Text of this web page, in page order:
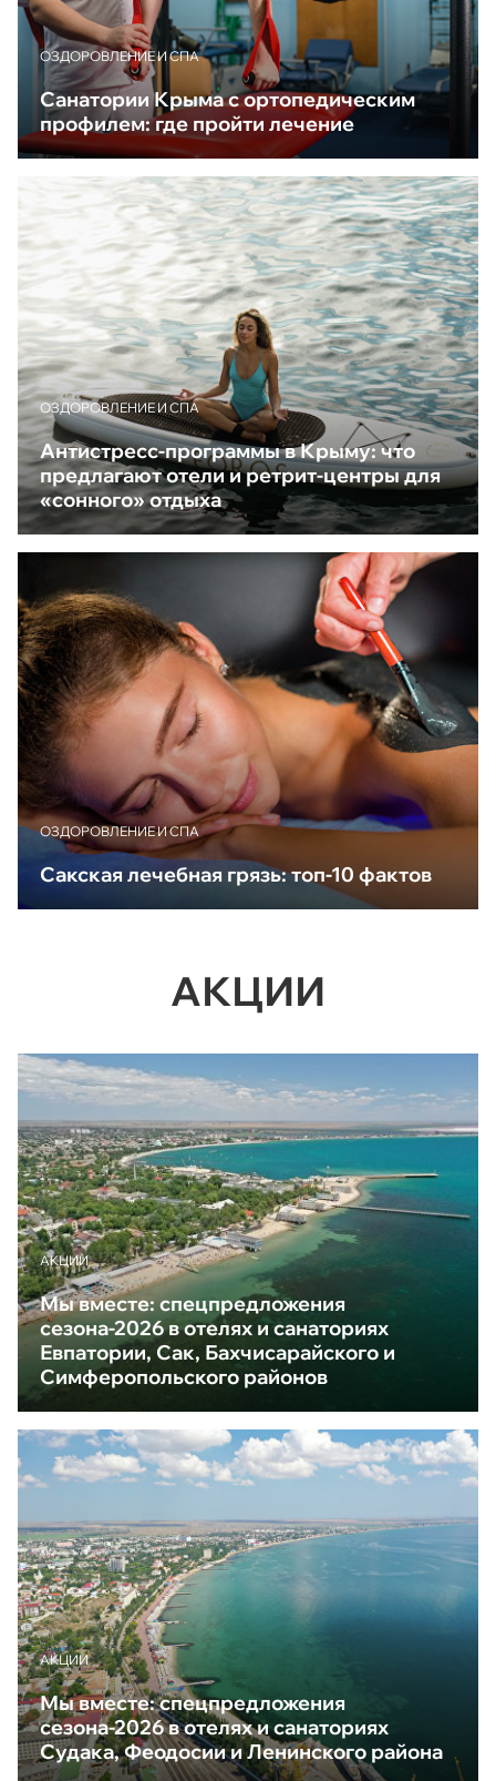
ОЗДОРОВЛЕНИЕ И СПА
Санатории Крыма с ортопедическим
профилем: где пройти лечение
ОЗДОРОВЛЕНИЕ И СПА
Антистресс-программы в Крыму: что
предлагают отели и ретрит-центры для
«сонного» отдыха
ОЗДОРОВЛЕНИЕ И СПА
Сакская лечебная грязь: топ-10 фактов
АКЦИИ
АКЦИИ
Мы вместе: спецпредложения
сезона-2026 в отелях и санаториях
Евпатории, Сак, Бахчисарайского и
Симферопольского районов
АКЦИИ
Мы вместе: спецпредложения
сезона-2026 в отелях и санаториях
Судака, Феодосии и Ленинского района